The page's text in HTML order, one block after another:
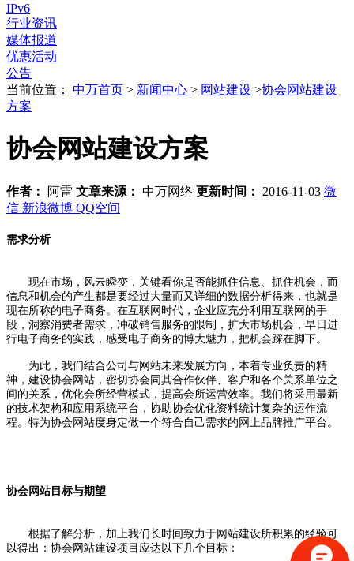
IPv6
行业资讯
媒体报道
优惠活动
公告
当前位置： 中万首页 > 新闻中心 > 网站建设 >协会网站建设
方案
协会网站建设方案
作者： 阿雷 文章来源： 中万网络 更新时间： 2016-11-03 微
信 新浪微博 QQ空间
需求分析
现在市场，风云瞬变，关键看你是否能抓住信息、抓住机会，而
信息和机会的产生都是要经过大量而又详细的数据分析得来，也就是
现在所称的电子商务。在互联网时代，企业应充分利用互联网的手
段，洞察消费者需求，冲破销售服务的限制，扩大市场机会，早日进
行电子商务的实践，感受电子商务的博大魅力，把机会踩在脚下。
为此，我们结合公司与网站未来发展方向，本着专业负责的精
神，建设协会网站，密切协会同其合作伙伴、客户和各个关系单位之
间的关系，优化会所经营模式，提高会所运营效率。我们将采用最新
的技术架构和应用系统平台，协助协会优化资料统计复杂的运作流
程。特为协会网站度身定做一个符合自己需求的网上品牌推广平台。
协会网站目标与期望
根据了解分析，加上我们长时间致力于网站建设所积累的经验可
以得出：协会网站建设项目应达以下几个目标：